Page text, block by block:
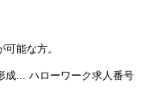
能な方。
成... ハローワーク求人番号